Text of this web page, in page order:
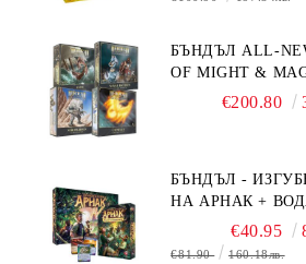
БЪНДЪЛ ALL-
OF MIGHT &
BOARD GAME
€200.80
БЪНДЪЛ -
НА АРНАК + ВОДАЧИ НА
ЕКСПЕДИЦИИ +
БЕЗПЛАТНО
€40.95
€81.90 160.18лв.